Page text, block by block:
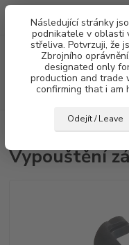
Následující stránky
podnikatele v oblasti
střeliva. Potvrzuji, že
Zbrojního
designated only
production and trade
confirming that i am
Odejít / Leave
Ostatní doplňky
Vypouštění